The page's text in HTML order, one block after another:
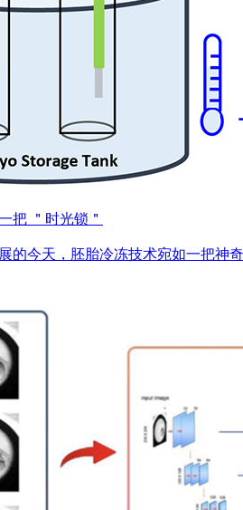
把 ＂时光锁＂
的今天，胚胎冷冻技术宛如一把神